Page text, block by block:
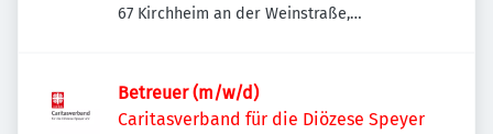
67 Kirchheim an der Weinstraße,
Betreuer (m/w/d)
Caritasverband für die Diözese Speyer